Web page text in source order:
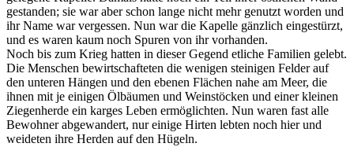
gestanden; sie war aber schon lange nicht mehr genutzt worden und
ihr Name war vergessen. Nun war die Kapelle gänzlich eingestürzt,
und es waren kaum noch Spuren von ihr vorhanden.
Noch bis zum Krieg hatten in dieser Gegend etliche Familien gelebt.
Die Menschen bewirtschafteten die wenigen steinigen Felder auf
den unteren Hängen und den ebenen Flächen nahe am Meer, die
ihnen mit je einigen Ölbäumen und Weinstöcken und einer kleinen
Ziegenherde ein karges Leben ermöglichten. Nun waren fast alle
Bewohner abgewandert, nur einige Hirten lebten noch hier und
weideten ihre Herden auf den Hügeln.